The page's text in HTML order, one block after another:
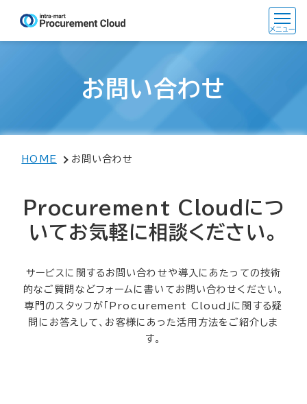
お問い合わせ
HOME お問い合わせ
Procurement Cloudにつ
いてお気軽に相談ください。
サービスに関するお問い合わせや導入にあたっての技術
的なご質問などフォームに書いてお問い合わせください。
専門のスタッフが「Procurement Cloud」に関する疑
問にお答えして、お客様にあった活用方法をご紹介しま
す。